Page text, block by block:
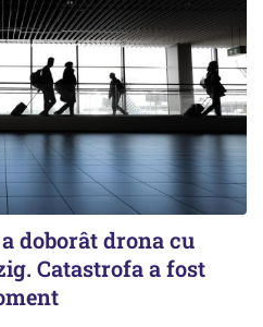
doborât drona cu
Catastrofa a fost